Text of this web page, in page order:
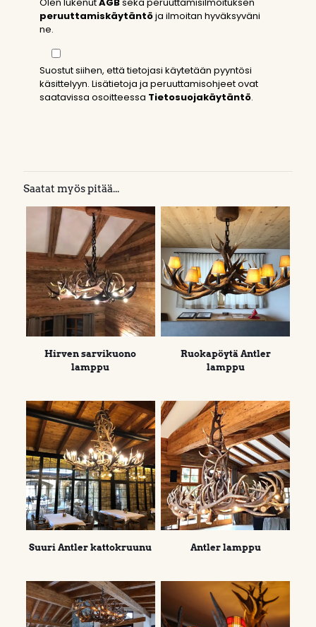
Olen lukenutAGBsekä peruuttamisilmoituksen
peruuttamiskäytäntöja ilmoitan hyväksyväni
ne.
Suostut siihen, että tietojasi käytetään pyyntösi
käsittelyyn. Lisätietoja ja peruuttamisohjeet ovat
saatavissa osoitteessa Tietosuojakäytäntö.
Saatat myös pitää...
Hirven sarvikuono
lamppu
Ruokapöytä Antler
lamppu
Suuri Antler kattokruunu Antler lamppu